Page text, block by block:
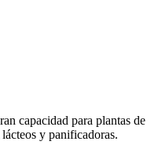
capacidad para plantas de
y panificadoras.